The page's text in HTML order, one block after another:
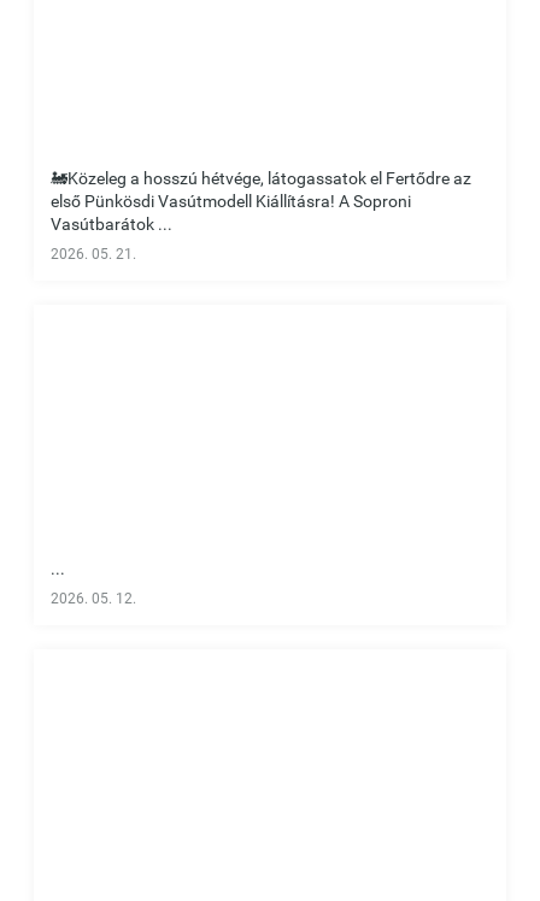
🚂Közeleg a hosszú hétvége, látogassatok el Fertődre az
első Pünkösdi Vasútmodell Kiállításra! A Soproni
Vasútbarátok ...
2026. 05. 21.
...
2026. 05. 12.